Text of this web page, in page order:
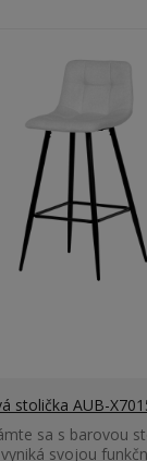
stolička AUB-
sa s barovou
svojou